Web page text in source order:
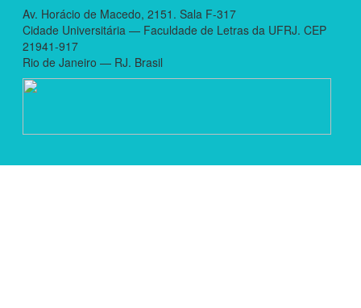
Av. Horácio de Macedo, 2151. Sala F-317
Cidade Universitária — Faculdade de Letras da UFRJ. CEP
21941-917
Rio de Janeiro — RJ. Brasil